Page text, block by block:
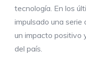
tecnología. En los
impulsado una
un impacto positivo
del país.